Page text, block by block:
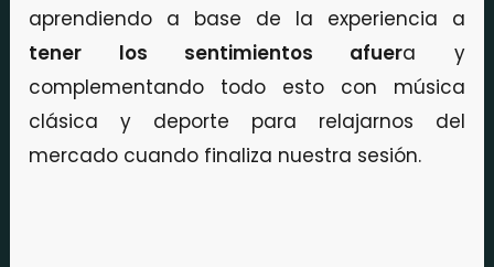
aprendiendo a base de la experiencia a
tener los sentimientos afuera y
complementando todo esto con música
clásica y deporte para relajarnos del
mercado cuando finaliza nuestra sesión.